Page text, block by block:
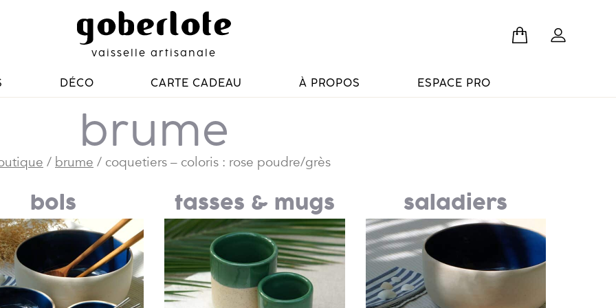
vaisselle artisanale
DÉCO CARTE CADEAU À PROPOS ESPACE PRO
brume
bols tasses & mugs saladiers
/ brume / coquetiers – coloris : rose poudre/grès